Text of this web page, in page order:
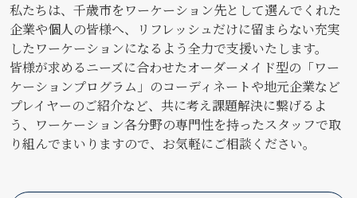
私たちは、千歳市をワーケーション先として選んでくれた
企業や個人の皆様へ、リフレッシュだけに留まらない充実
したワーケーションになるよう全力で支援いたします。
皆様が求めるニーズに合わせたオーダーメイド型の「ワー
ケーションプログラム」のコーディネートや地元企業など
プレイヤーのご紹介など、共に考え課題解決に繋げるよ
う、ワーケーション各分野の専門性を持ったスタッフで取
り組んでまいりますので、お気軽にご相談ください。